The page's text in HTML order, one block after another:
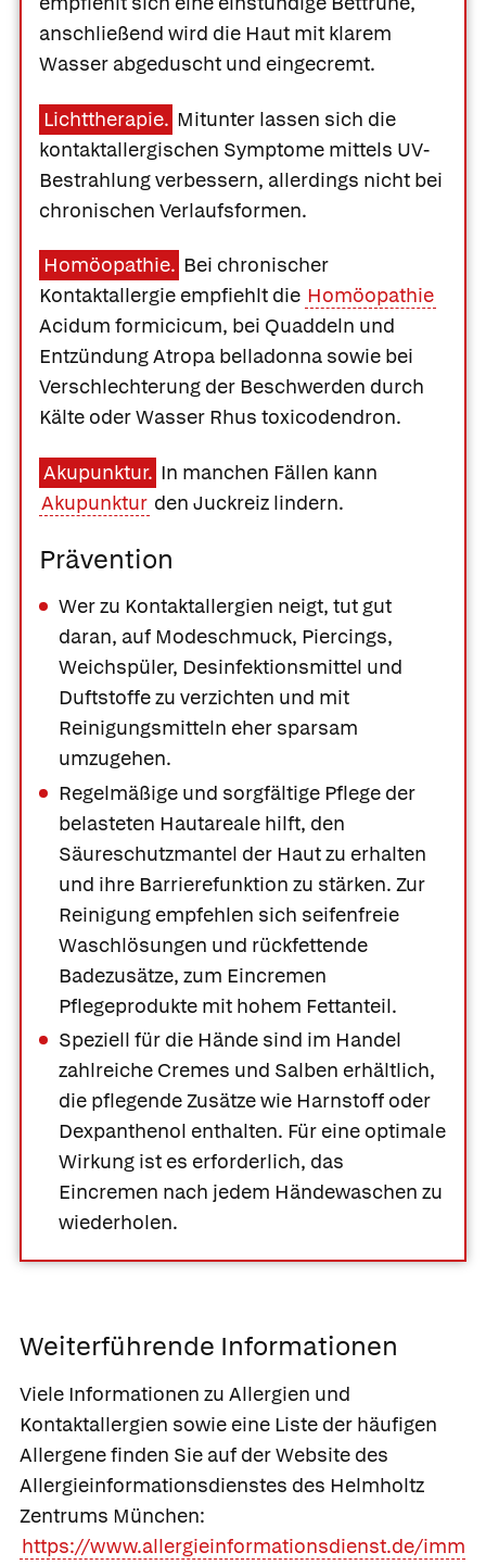
anschließend wird die Haut mit klarem
Wasser abgeduscht und eingecremt.
Lichttherapie. Mitunter lassen sich die
kontaktallergischen Symptome mittels UV-
Bestrahlung verbessern, allerdings nicht bei
chronischen Verlaufsformen.
Homöopathie. Bei chronischer
Kontaktallergie empfiehlt die Homöopathie
Acidum formicicum, bei Quaddeln und
EntzündungAtropa belladonna sowie bei
Verschlechterung der Beschwerden durch
Kälte oder Wasser Rhus toxicodendron.
Akupunktur. In manchen Fällen kann
Akupunktur den Juckreiz lindern.
Prävention
Wer zu Kontaktallergien neigt, tut gut
daran, auf Modeschmuck, Piercings,
Weichspüler, Desinfektionsmittel und
Duftstoffe zu verzichten und mit
Reinigungsmitteln eher sparsam
umzugehen.
Regelmäßige und sorgfältige Pflege der
belasteten Hautareale hilft, den
Säureschutzmantel der Haut zu erhalten
und ihre Barrierefunktion zu stärken. Zur
Reinigung empfehlen sich seifenfreie
Waschlösungen und rückfettende
Badezusätze, zum Eincremen
Pflegeprodukte mit hohem Fettanteil.
Speziell für die Hände sind im Handel
zahlreiche Cremes und Salben erhältlich,
die pflegende Zusätze wie Harnstoff oder
Dexpanthenol enthalten. Für eine optimale
Wirkung ist es erforderlich, das
Eincremen nach jedem Händewaschen zu
wiederholen.
Weiterführende Informationen
Viele Informationen zu Allergien und
Kontaktallergien sowie eine Liste der häufigen
Allergene finden Sie auf der Website des
Allergieinformationsdienstes des Helmholtz
Zentrums München:
https://www.allergieinformationsdienst.de/imm